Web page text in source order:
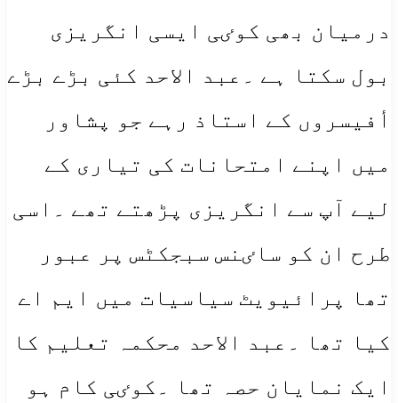
درمیان بھی کوٸی ایسی انگریزی
بول سکتا ہے ۔عبد الاحد کئی بڑے بڑے
أفیسروں کے استاذ رہے جو پشاور
میں اپنے امتحانات کی تیاری کے
لیے آپ سے انگریزی پڑھتے تھے ۔اسی
طرح ان کو ساٸنس سبجکٹس پر عبور
تھا پرائیویٹ سیاسیات میں ایم اے
کیا تھا ۔عبد الاحد محکمہ تعلیم کا
ایک نمایان حصہ تھا ۔کوٸی کام ہو